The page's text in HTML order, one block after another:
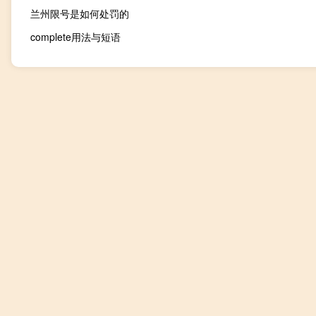
兰州限号是如何处罚的
complete用法与短语